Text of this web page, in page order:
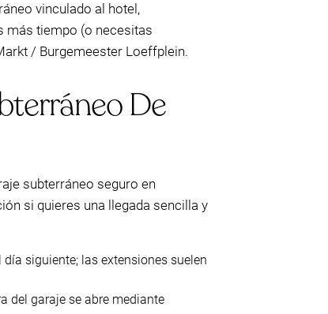
vinculado al hotel,
más tiempo (o necesitas
/ Burgemeester Loeffplein.
De
subterráneo seguro en
si quieres una llegada sencilla y
día siguiente; las extensiones suelen
del garaje se abre mediante